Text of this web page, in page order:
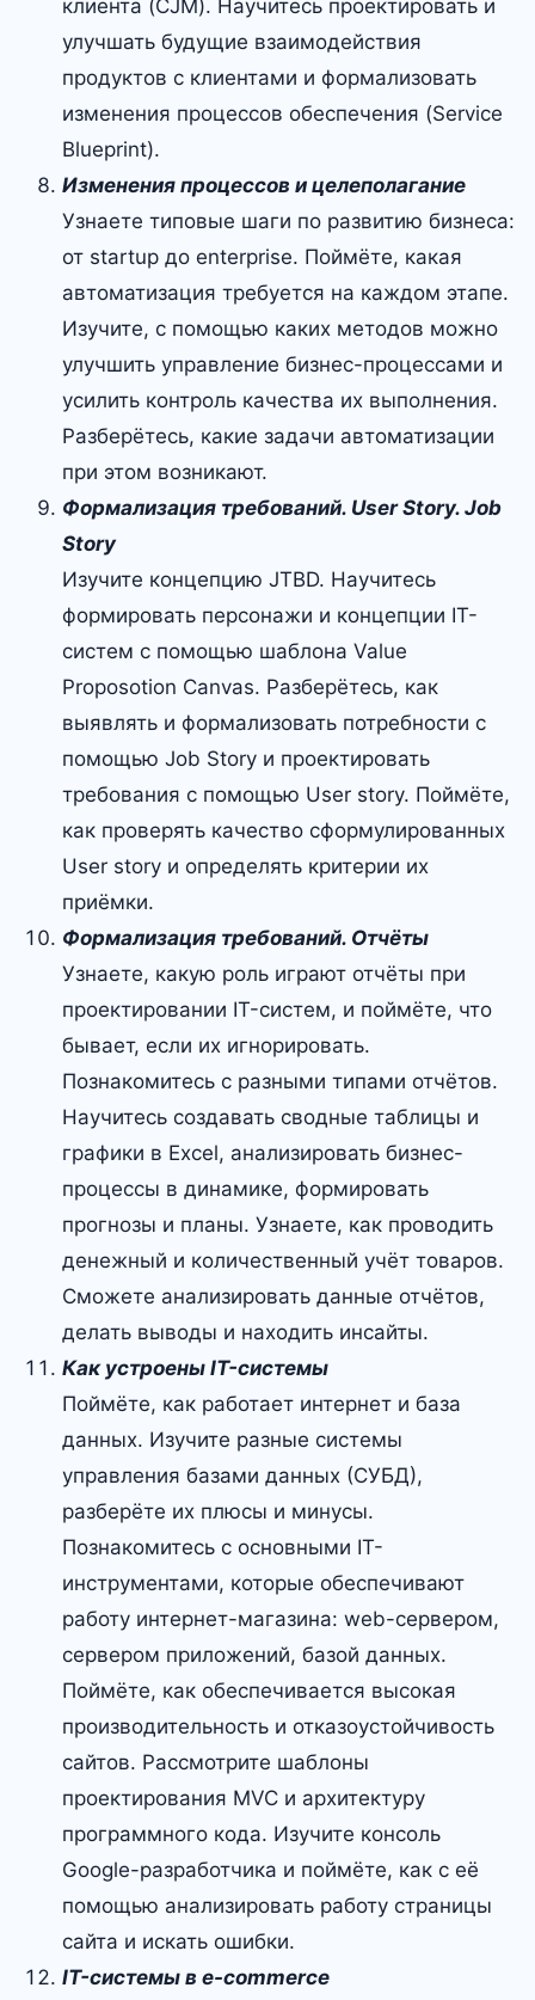
клиента (CJM). Научитесь проектировать и
улучшать будущие взаимодействия
продуктов с клиентами и формализовать
изменения процессов обеспечения (Service
Blueprint).
Изменения процессов и целеполагание
Узнаете типовые шаги по развитию бизнеса:
от startup до enterprise. Поймёте, какая
автоматизация требуется на каждом этапе.
Изучите, с помощью каких методов можно
улучшить управление бизнес-процессами и
усилить контроль качества их выполнения.
Разберётесь, какие задачи автоматизации
при этом возникают.
Формализация требований. User Story. Job
Story
Изучите концепцию JTBD. Научитесь
формировать персонажи и концепции IT-
систем с помощью шаблона Value
Proposotion Canvas. Разберётесь, как
выявлять и формализовать потребности с
помощью Job Story и проектировать
требования с помощью User story. Поймёте,
как проверять качество сформулированных
User story и определять критерии их
приёмки.
Формализация требований. Отчёты
Узнаете, какую роль играют отчёты при
проектировании IT-систем, и поймёте, что
бывает, если их игнорировать.
Познакомитесь с разными типами отчётов.
Научитесь создавать сводные таблицы и
графики в Excel, анализировать бизнес-
процессы в динамике, формировать
прогнозы и планы. Узнаете, как проводить
денежный и количественный учёт товаров.
Сможете анализировать данные отчётов,
делать выводы и находить инсайты.
Как устроены IT-системы
Поймёте, как работает интернет и база
данных. Изучите разные системы
управления базами данных (СУБД),
разберёте их плюсы и минусы.
Познакомитесь с основными IT-
инструментами, которые обеспечивают
работу интернет-магазина: web-сервером,
сервером приложений, базой данных.
Поймёте, как обеспечивается высокая
производительность и отказоустойчивость
сайтов. Рассмотрите шаблоны
проектирования MVC и архитектуру
программного кода. Изучите консоль
Google-разработчика и поймёте, как с её
помощью анализировать работу страницы
сайта и искать ошибки.
IT-системы в e-commerce